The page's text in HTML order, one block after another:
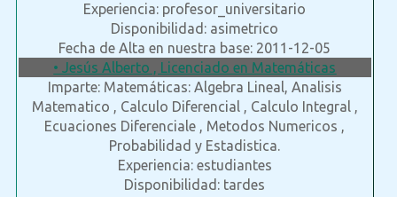
Experiencia: profesor_universitario
Disponibilidad: asimetrico
Fecha de Alta en nuestra base: 2011-12-05
• Jesús Alberto , Licenciado en Matemáticas
Imparte: Matemáticas: Algebra Lineal, Analisis
Matematico , Calculo Diferencial , Calculo Integral ,
Ecuaciones Diferenciale , Metodos Numericos ,
Probabilidad y Estadistica.
Experiencia: estudiantes
Disponibilidad: tardes